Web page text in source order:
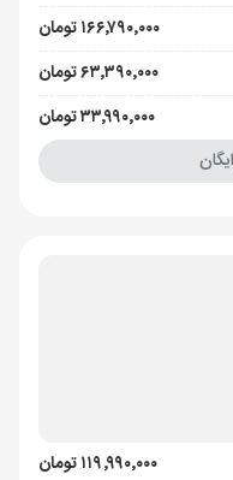
۱۶۶٬۷۹۰٬۰۰۰ تومان
۶۳٬۳۹۰٬۰۰۰ تومان
۳۳٬۹۹۰٬۰۰۰ تومان
۱۱۹٬۹۹۰٬۰۰۰ تومان